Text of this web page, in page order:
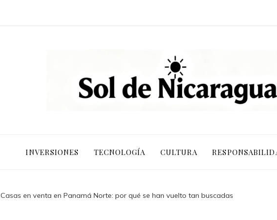
INVERSIONES TECNOLOGÍA CULTURA
Casas en venta en Panamá Norte: por qué se han vuelto tan buscadas